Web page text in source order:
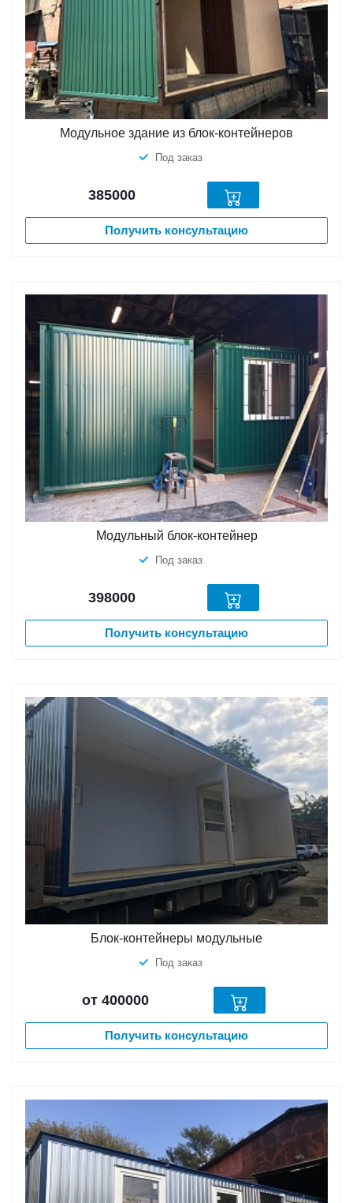
Модульное здание из блок-контейнеров
Под заказ
385000
Получить консультацию
Модульный блок-контейнер
Под заказ
398000
Получить консультацию
Блок-контейнеры модульные
Под заказ
от 400000
Получить консультацию